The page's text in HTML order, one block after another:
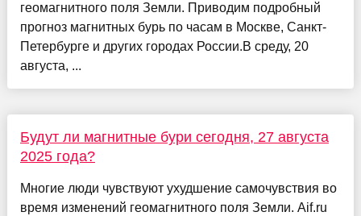
геомагнитного поля Земли. Приводим подробный
прогноз магнитных бурь по часам в Москве, Санкт-
Петербурге и других городах России.В среду, 20
августа, ...
Будут ли магнитные бури сегодня, 27 августа
2025 года?
Многие люди чувствуют ухудшение самочувствия во
время изменений геомагнитного поля Земли. Aif.ru